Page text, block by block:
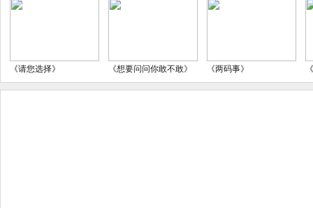
《请您选择》 《想要问问你敢不敢》 《两码事》